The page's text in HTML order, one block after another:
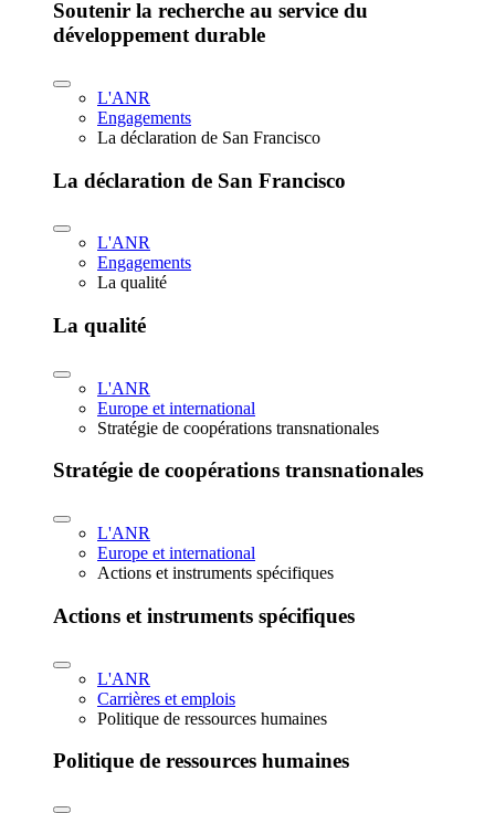
Soutenir la recherche au service du
développement durable
L'ANR
Engagements
La déclaration de San Francisco
La déclaration de San Francisco
L'ANR
Engagements
La qualité
La qualité
L'ANR
Europe et international
Stratégie de coopérations transnationales
Stratégie de coopérations transnationales
L'ANR
Europe et international
Actions et instruments spécifiques
Actions et instruments spécifiques
L'ANR
Carrières et emplois
Politique de ressources humaines
Politique de ressources humaines